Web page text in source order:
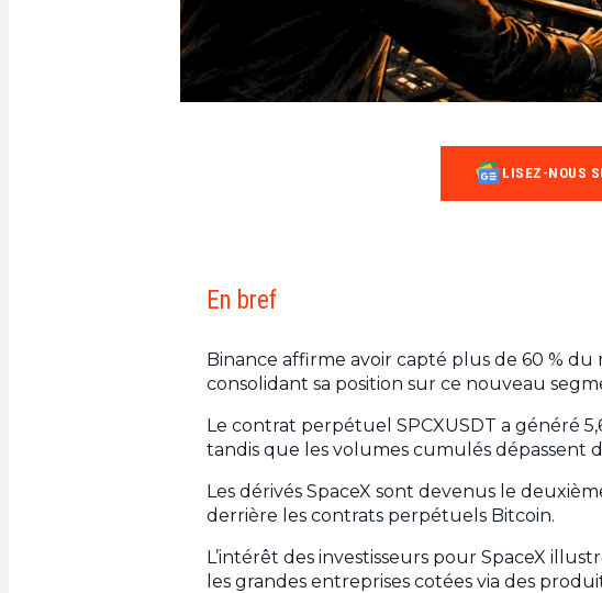
LISEZ-NOUS
En bref
Binance affirme avoir capté plus de 60 % du
consolidant sa position sur ce nouveau
Le contrat perpétuel SPCXUSDT a généré
tandis que les volumes cumulés dépassent
Les dérivés SpaceX sont devenus le
derrière les contrats perpétuels Bitcoin.
L’intérêt des investisseurs pour SpaceX
les grandes entreprises cotées via des